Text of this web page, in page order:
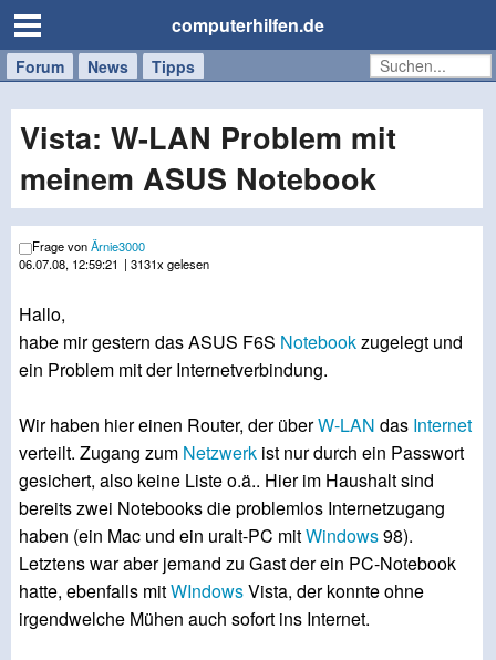
computerhilfen.de
Forum News Tipps
Handy
Tablet
Windows
Mac
Vista: W-LAN Problem mit
meinem ASUS Notebook
Frage vonÄrnie3000
06.07.08, 12:59:21 | 3131x gelesen
Hallo,
habe mir gestern das ASUS F6S Notebookzugelegt und
ein Problem mit der Internetverbindung.
Wir haben hier einen Router, der überW-LAN das Internet
verteilt. Zugang zum Netzwerk ist nur durch ein Passwort
gesichert, also keine Liste o.ä.. Hier im Haushalt sind
bereits zwei Notebooks die problemlos Internetzugang
haben (ein Mac und ein uralt-PC mitWindows98).
Letztens war aber jemand zu Gast der ein PC-Notebook
hatte, ebenfalls mitWIndowsVista, der konnte ohne
irgendwelche Mühen auch sofort ins Internet.